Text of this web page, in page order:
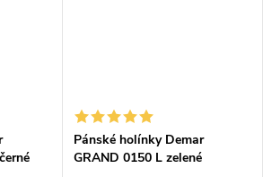
Pánské holínky Demar
GRAND 0150 L zelené